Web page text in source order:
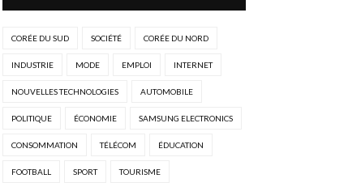
CORÉE DU SUD SOCIÉTÉ CORÉE DU NORD
INDUSTRIE MODE EMPLOI INTERNET
NOUVELLES TECHNOLOGIES AUTOMOBILE
POLITIQUE ÉCONOMIE SAMSUNG ELECTRONICS
CONSOMMATION TÉLÉCOM ÉDUCATION
FOOTBALL SPORT TOURISME